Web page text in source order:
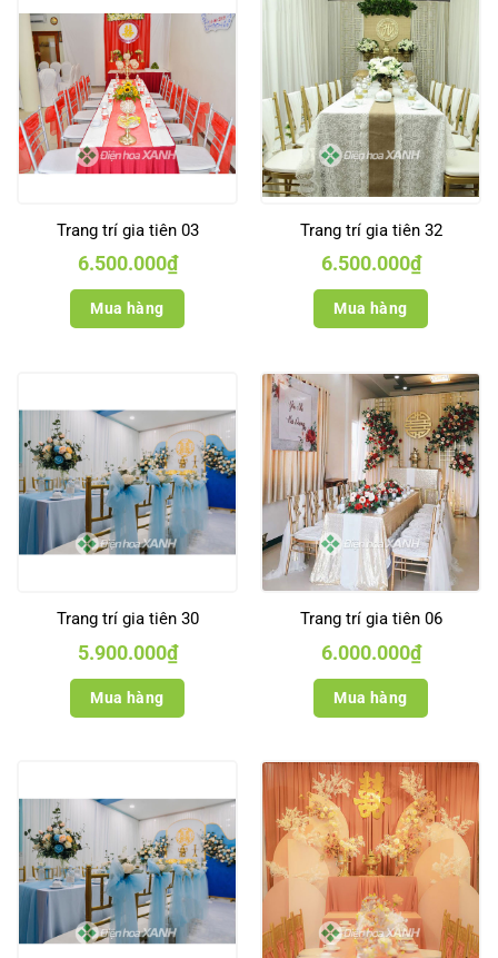
Trang trí gia tiên 03
6.500.000₫
Mua hàng
Trang trí gia tiên 32
6.500.000₫
Mua hàng
Trang trí gia tiên 30
5.900.000₫
Mua hàng
Trang trí gia tiên 06
6.000.000₫
Mua hàng